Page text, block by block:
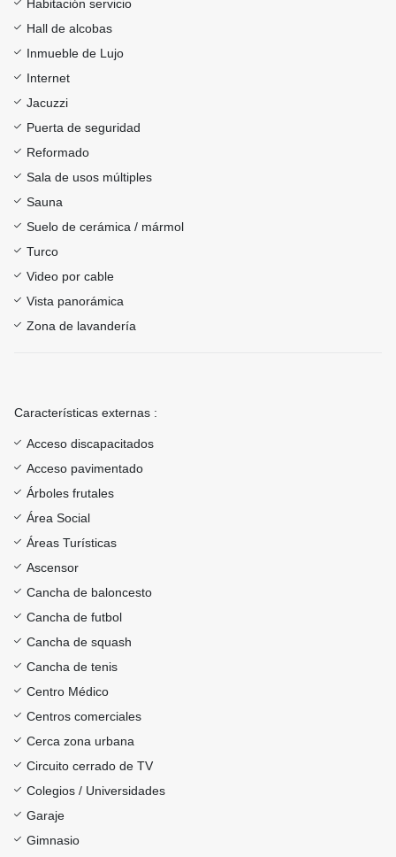
Habitación servicio
Hall de alcobas
Inmueble de Lujo
Internet
Jacuzzi
Puerta de seguridad
Reformado
Sala de usos múltiples
Sauna
Suelo de cerámica / mármol
Turco
Video por cable
Vista panorámica
Zona de lavandería
Características externas :
Acceso discapacitados
Acceso pavimentado
Árboles frutales
Área Social
Áreas Turísticas
Ascensor
Cancha de baloncesto
Cancha de futbol
Cancha de squash
Cancha de tenis
Centro Médico
Centros comerciales
Cerca zona urbana
Circuito cerrado de TV
Colegios / Universidades
Garaje
Gimnasio